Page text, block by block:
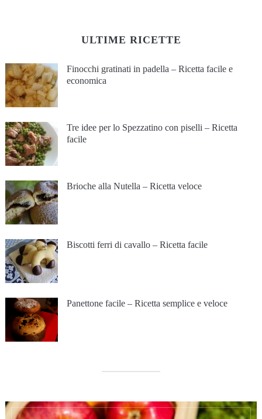
ULTIME RICETTE
Finocchi gratinati in padella – Ricetta facile e
economica
Tre idee per lo Spezzatino con piselli – Ricetta
facile
Brioche alla Nutella – Ricetta veloce
Biscotti ferri di cavallo – Ricetta facile
Panettone facile – Ricetta semplice e veloce